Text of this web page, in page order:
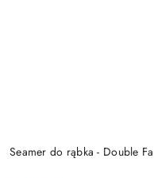
Seamer do rąbka - Double